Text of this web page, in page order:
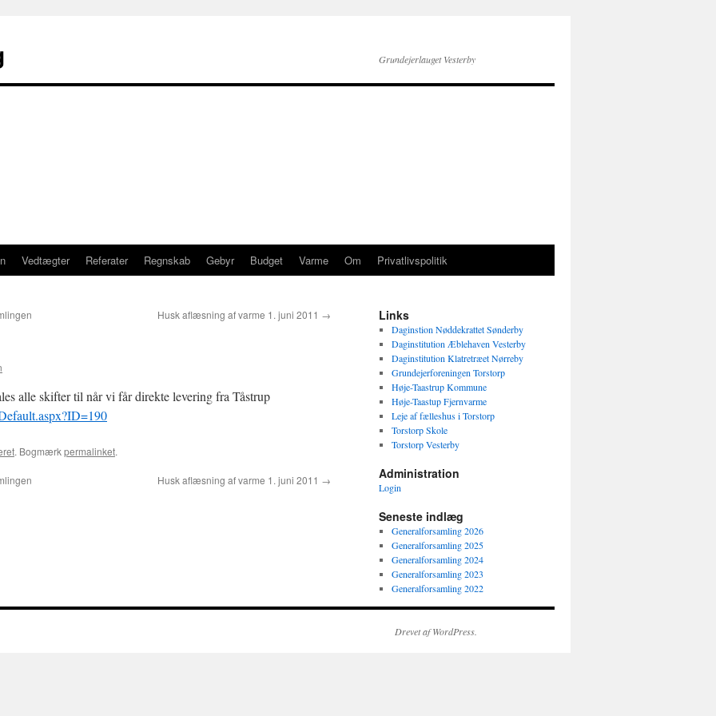
Grundejerlauget Vesterby
Vedtægter Referater Regnskab Gebyr Budget Varme Om Privatlivspolitik
Husk aflæsning af varme 1. juni 2011 →
alle skifter til når vi får direkte levering fra Tåstrup
. Bogmærkpermalinket.
Husk aflæsning af varme 1. juni 2011 →
Links
Daginstion Nøddekrattet Sønderby
Daginstitution Æblehaven Vesterby
Daginstitution Klatretræet Nørreby
Grundejerforeningen Torstorp
Høje-Taastrup Kommune
Høje-Taastup Fjernvarme
Leje af fælleshus i Torstorp
Torstorp Skole
Torstorp Vesterby
Administration
Login
Seneste indlæg
Generalforsamling 2026
Generalforsamling 2025
Generalforsamling 2024
Generalforsamling 2023
Generalforsamling 2022
Drevet af WordPress.